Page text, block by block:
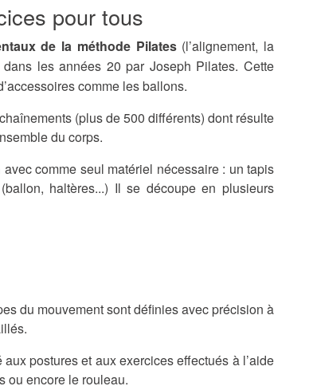
pour tous
de la méthode Pilates(l’alignement, la
les années 20 par Joseph Pilates. Cette
comme les ballons.
(plus de 500 différents) dont résulte
du corps.
avec comme seul matériel nécessaire : un tapis
haltères...) Il se découpe en plusieurs
du mouvement sont définies avec précision à
postures et aux exercices effectués à l’aide
ou encore le rouleau.